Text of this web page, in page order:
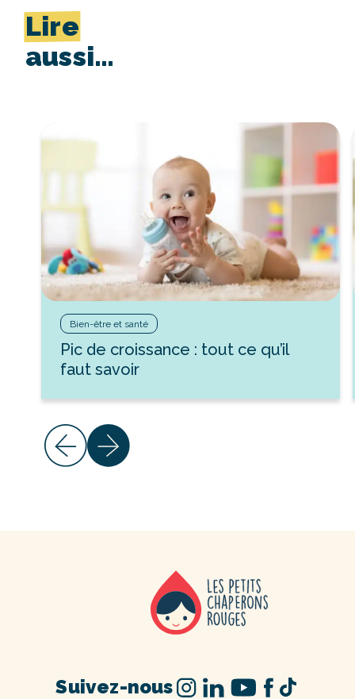
Lire
aussi…
Bien-être et santé
Pic de croissance : tout ce qu’il
faut savoir
Suivez-nous